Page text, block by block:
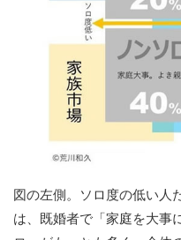
図の左側。ソロ度の低い人
は、既婚者で「家庭を大事